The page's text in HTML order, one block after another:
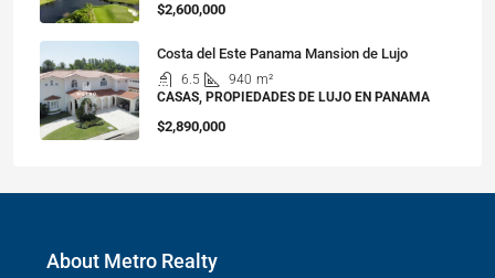
$2,600,000
Costa del Este Panama Mansion de Lujo
6.5 940 m²
CASAS, PROPIEDADES DE LUJO EN PANAMA
$2,890,000
About Metro Realty